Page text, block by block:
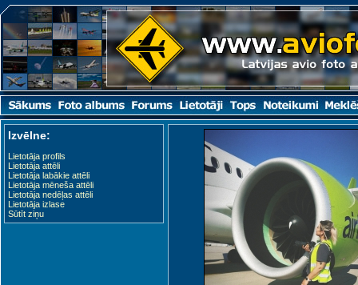
Izvēlne:
Lietotāja profils
Lietotāja attēli
Lietotāja labākie attēli
Lietotāja mēneša attēli
Lietotāja nedēļas attēli
Lietotāja izlase
Sūtīt ziņu